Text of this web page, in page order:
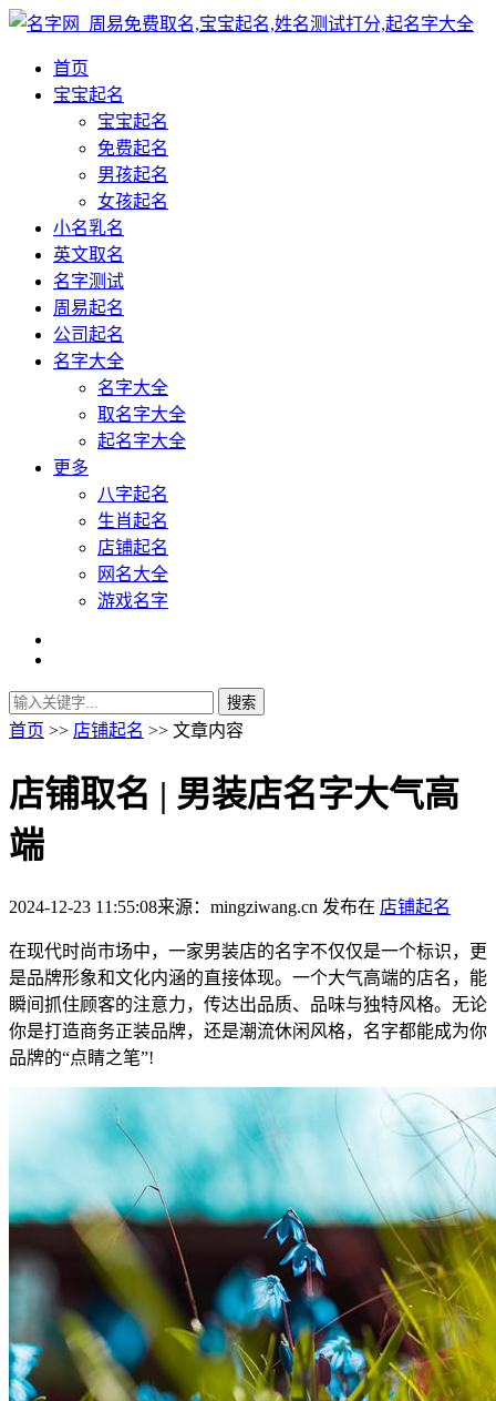
首页
宝宝起名
宝宝起名
免费起名
男孩起名
女孩起名
小名乳名
英文取名
名字测试
周易起名
公司起名
名字大全
名字大全
取名字大全
起名字大全
更多
八字起名
生肖起名
店铺起名
网名大全
游戏名字
首页 >> 店铺起名 >> 文章内容
店铺取名 | 男装店名字大气高
端
2024-12-23 11:55:08来源：mingziwang.cn 发布在 店铺起名
在现代时尚市场中，一家男装店的名字不仅仅是一个标识，更
是品牌形象和文化内涵的直接体现。一个大气高端的店名，能
瞬间抓住顾客的注意力，传达出品质、品味与独特风格。无论
你是打造商务正装品牌，还是潮流休闲风格，名字都能成为你
品牌的“点睛之笔”!